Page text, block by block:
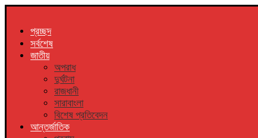
প্রচ্ছদ
সর্বশেষ
জাতীয়
অপরাধ
দুর্ঘটনা
রাজধানী
সারাবাংলা
বিশেষ প্রতিবেদন
আন্তর্জাতিক